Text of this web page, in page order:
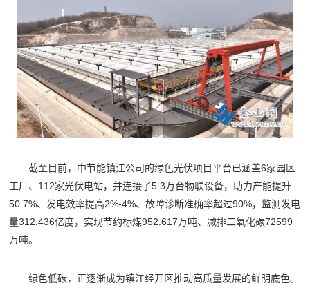
截至目前，中节能镇江公司的绿色光伏项目平台已涵盖6家园区
工厂、112家光伏电站，并连接了5.3万台物联设备，助力产能提升
50.7%、发电效率提高2%-4%、故障诊断准确率超过90%，监测发电
量312.436亿度，实现节约标煤952.617万吨、减排二氧化碳72599
万吨。
绿色低碳，正逐渐成为镇江经开区推动高质量发展的鲜明底色。